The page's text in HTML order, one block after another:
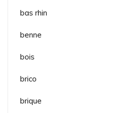
bas rhin
benne
bois
brico
brique